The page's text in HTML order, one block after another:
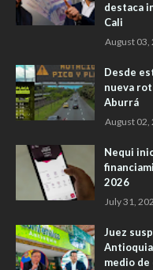
destaca
Cali
August 03,
Desde
nueva
Aburrá
August 02,
Nequi
2026
July 31,
Juez
medio